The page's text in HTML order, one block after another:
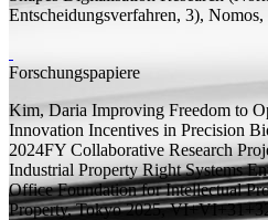
Entscheidungsverfahren, 3),
Forschungspapiere
Kim, Daria Improving Freedom to
Innovation Incentives in Precision
2024FY Collaborative Research
Industrial Property Right Systems
OfficeFoundation for Intellectual
Property, Tokyo 2025,